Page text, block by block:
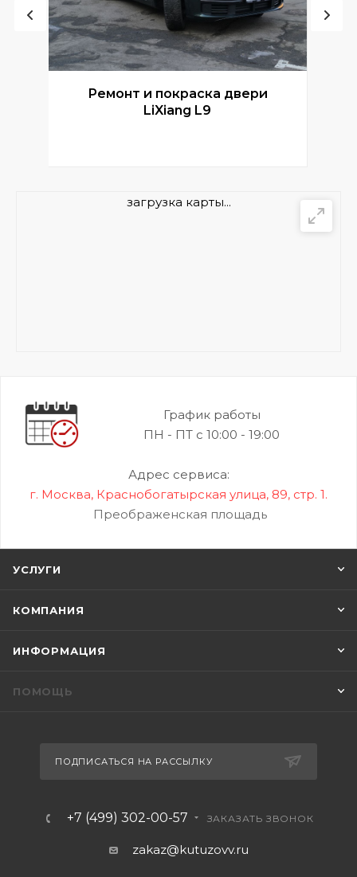
Ремонт и покраска двери
LiXiang L9
загрузка карты...
График работы
ПН - ПТ с 10:00 - 19:00
Адрес сервиса:
г. Москва, Краснобогатырская улица, 89, стр. 1.
Преображенская площадь
УСЛУГИ
КОМПАНИЯ
ИНФОРМАЦИЯ
ПОМОЩЬ
ПОДПИСАТЬСЯ НА РАССЫЛКУ
+7 (499) 302-00-57 ЗАКАЗАТЬ ЗВОНОК
zakaz@kutuzovv.ru